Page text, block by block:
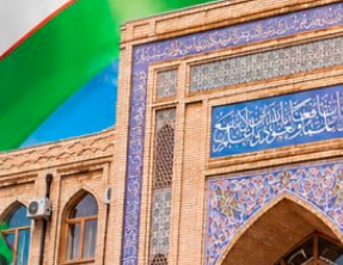
rt
a
si
d